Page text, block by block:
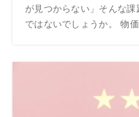
が見つからない」そんな
ではないでしょうか。 物